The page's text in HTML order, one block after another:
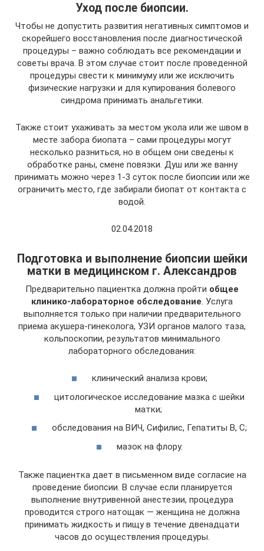
Уход после биопсии.
Чтобы не допустить развития негативных симптомов и
скорейшего восстановления после диагностической
процедуры – важно соблюдать все рекомендации и
советы врача. В этом случае стоит после проведенной
процедуры свести к минимуму или же исключить
физические нагрузки и для купирования болевого
синдрома принимать анальгетики.
Также стоит ухаживать за местом укола или же швом в
месте забора биопата – сами процедуры могут
несколько разниться, но в общем они сведены к
обработке раны, смене повязки. Душ или же ванну
принимать можно через 1-3 суток после биопсии или же
ограничить место, где забирали биопат от контакта с
водой.
02.04.2018
Подготовка и выполнение биопсии шейки
матки в медицинском г. Александров
Предварительно пациентка должна пройти общее
клинико-лабораторное обследование . Услуга
выполняется только при наличии предварительного
приема акушера-гинеколога, УЗИ органов малого таза,
кольпоскопии, результатов минимального
лабораторного обследования:
клинический анализа крови;
цитологическое исследование мазка с шейки
матки;
обследования на ВИЧ, Сифилис, Гепатиты В, С;
мазок на флору.
Также пациентка дает в письменном виде согласие на
проведение биопсии. В случае если планируется
выполнение внутривенной анестезии, процедура
проводится строго натощак — женщина не должна
принимать жидкость и пищу в течение двенадцати
часов до осуществления процедуры.